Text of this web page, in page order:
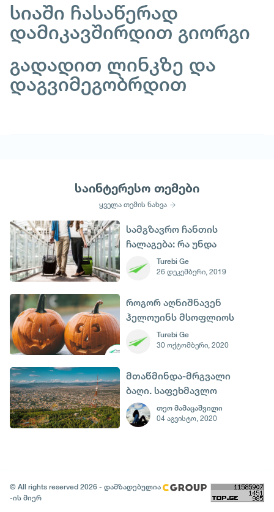
სიაში ჩასაწერად
დამიკავშირდით გიორგი
გადადით ლინკზე და
დაგვიმეგობრდით
საინტერესო თემები
ყველა თემის ნახვა
სამგზავრო ჩანთის
ჩალაგება: რა უნდა
წავიღოთ თან
მოგზაურობაში
Turebi Ge
26 დეკემბერი, 2019
როგორ აღნიშნავენ
ჰელოუინს მსოფლიოს
სხვადასხვა ქვეყნებში
Turebi Ge
30 ოქტომბერი, 2020
მთაწმინდა-მრგვალი
ბაღი. საფეხმავლო
ბილიკები თბილისის
თავზე...
თეო მამაცაშვილი
04 აგვისტო, 2020
© All rights reserved 2026 - დამზადებულია
-ის მიერ